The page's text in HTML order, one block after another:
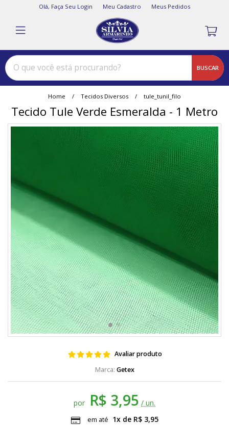
Meu Cadastro Meus Pedidos
Olá, Faça Seu Login
BUSCAR
Home Tecidos Diversos tule_tunil_filo
Tecido Tule Verde Esmeralda - 1 Metro
Avaliar produto
Getex
por R$ 3,95 / un.
em até 1x de R$ 3,95